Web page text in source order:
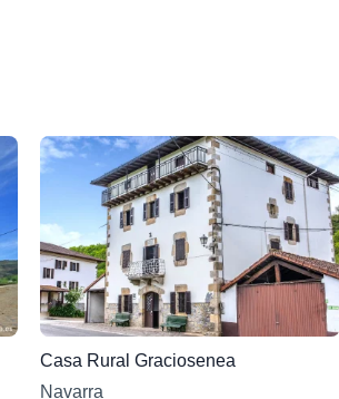
Casa Rural Graciosenea
Navarra